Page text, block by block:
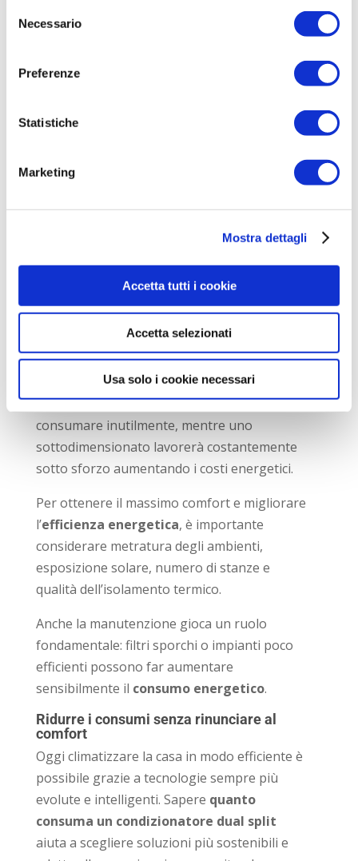
delNecessario
Preferenze
Statistiche
Marketing
Mostra dettagli
Accetta tutti i cookie
Accetta selezionati
Usa solo i cookie necessari
completo di unità interna, motore esterno e
montaggio, si può spendere tra 1.200 e 2.500
complessità dell’installazione.
incide sul prezzo finale.
Lunghezza delle tubazioni, posizione delle
aumentare i costi complessivi.
Va però considerato che i modelli più
efficienti permettono spesso di recuperare la
Come scegliere il condizionatore giusto
Capire quale soluzione scegliere
valutare attentamente le esigenze della casa
Un impianto troppo potente rischia di
consumare inutilmente, mentre uno
sottodimensionato lavorerà costantemente
sotto sforzo aumentando i costi energetici.
Per ottenere il massimo comfort e migliorare
l’efficienza energetica, è importante
considerare metratura degli ambienti,
esposizione solare, numero di stanze e
qualità dell’isolamento termico.
Anche la manutenzione gioca un ruolo
fondamentale: filtri sporchi o impianti poco
efficienti possono far aumentare
sensibilmente il consumo energetico.
Ridurre i consumi senza rinunciare al
comfort
Oggi climatizzare la casa in modo efficiente è
possibile grazie a tecnologie sempre più
evolute e intelligenti. Sapere quanto
consuma un condizionatore dual split
aiuta a scegliere soluzioni più sostenibili e